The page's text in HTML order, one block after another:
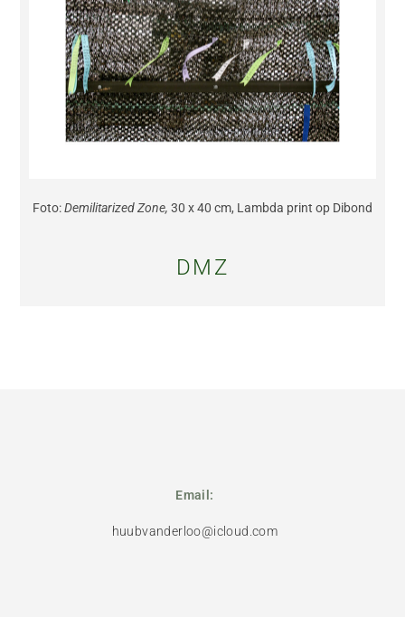
Foto:Demilitarized Zone, 30 x 40 cm, Lambda print op Dibond
DMZ
Email:
huubvanderloo@icloud.com